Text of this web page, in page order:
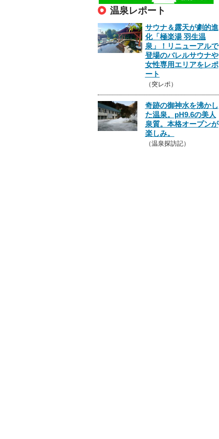
温泉レポート
サウナ＆露天が劇的進
化「極楽湯 羽生温
泉」！リニューアルで
登場のバレルサウナや
女性専用エリアをレポ
ート
（突レポ）
奇跡の御神水を沸かし
た温泉。pH9.6の美人
泉質。本格オープンが
楽しみ。
（温泉探訪記）